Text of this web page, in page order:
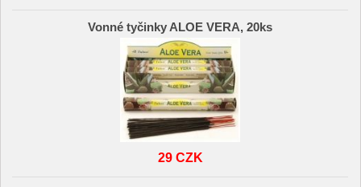
Vonné tyčinky ALOE VERA, 20ks
29 CZK